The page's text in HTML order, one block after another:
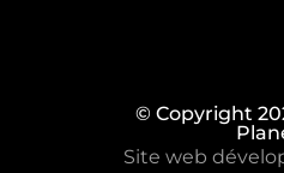
© Copyright
Site web